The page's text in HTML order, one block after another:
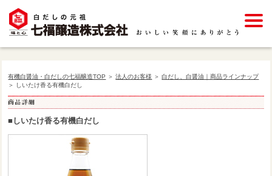
有機白醤油・白だしの七福醸造TOP ＞法人のお客様 ＞白だし、白醤油｜商品ラインナップ
＞ しいたけ香る有機白だし
■しいたけ香る有機白だし